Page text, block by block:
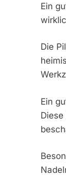
Ein
Die
Ein